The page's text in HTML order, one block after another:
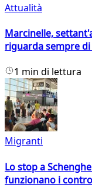
Attualità
Marcinelle,
riguarda sempre
1 min di lettura
Migranti
Lo stop a
funzionano i